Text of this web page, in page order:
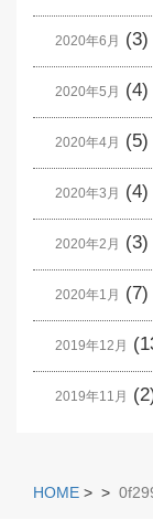
2020年6月 (3)
2020年5月 (4)
2020年4月 (5)
2020年3月 (4)
2020年2月 (3)
2020年1月 (7)
2019年12月
2019年11月
HOME > >